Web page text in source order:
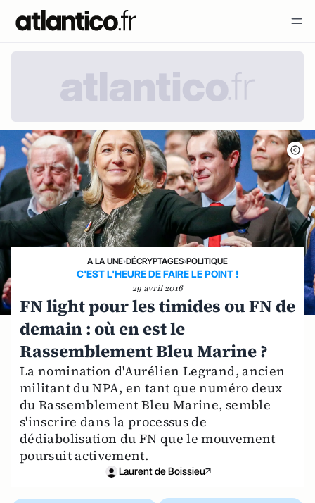
A LA UNE›DÉCRYPTAGES›POLITIQUE
C'EST L'HEURE DE FAIRE LE POINT !
29 avril 2016
FN light pour les timides ou FN de
demain : où en est le
Rassemblement Bleu Marine ?
La nomination d'Aurélien Legrand, ancien
militant du NPA, en tant que numéro deux
du Rassemblement Bleu Marine, semble
s'inscrire dans la processus de
dédiabolisation du FN que le mouvement
poursuit activement.
Laurent de Boissieu